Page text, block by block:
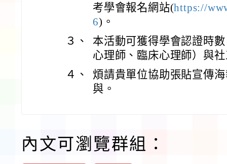
考學會報名網站(https://
6)。
３、
本活動可獲得學會認證時
心理師、臨床心理師）與
４、
煩請貴單位協助張貼宣傳
與。
內文可瀏覽群組：